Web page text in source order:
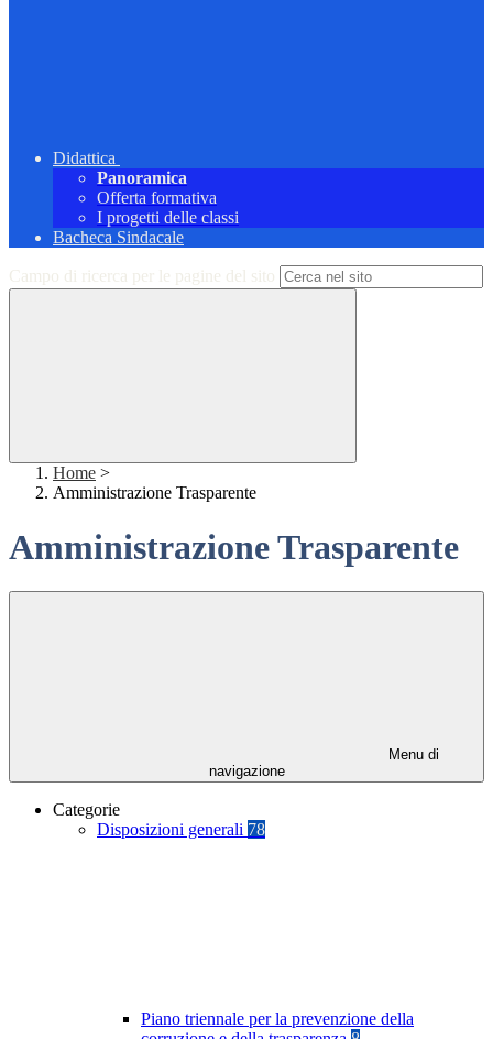
Didattica
Panoramica
Offerta formativa
I progetti delle classi
Bacheca Sindacale
Campo di ricerca per le pagine del sito
Home >
Amministrazione Trasparente
Amministrazione Trasparente
Menu di
navigazione
Categorie
Disposizioni generali 78
Piano triennale per la prevenzione della